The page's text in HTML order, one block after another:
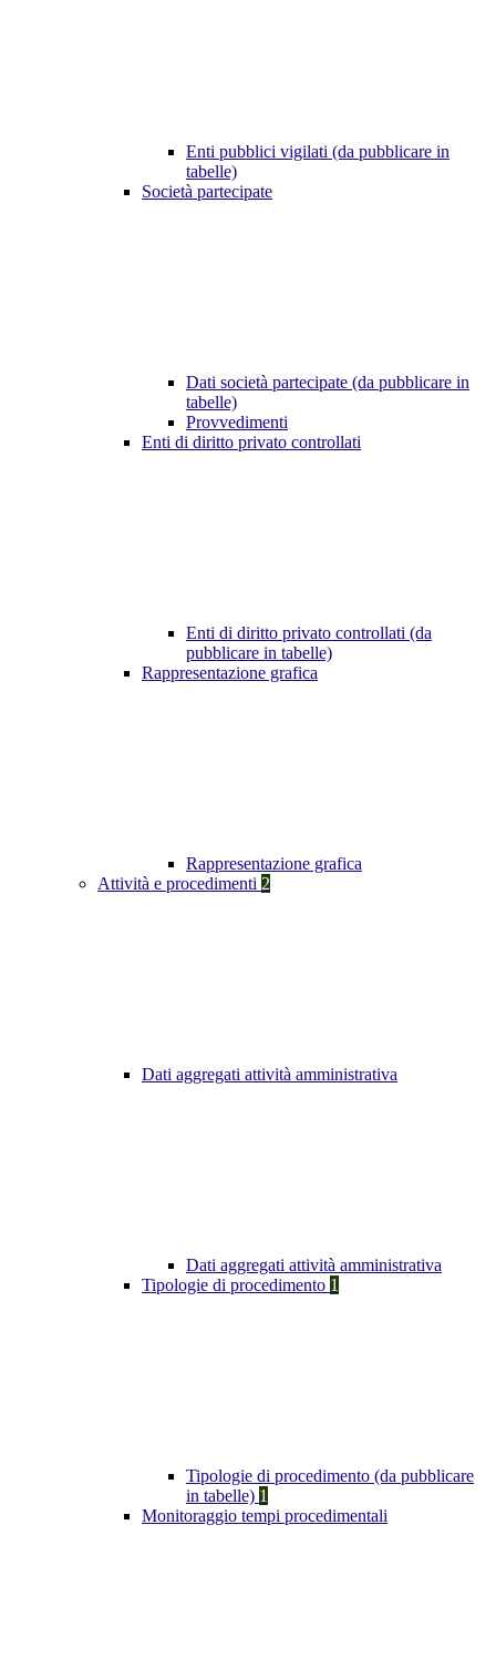
Enti pubblici vigilati (da pubblicare in
tabelle)
Società partecipate
Dati società partecipate (da pubblicare in
tabelle)
Provvedimenti
Enti di diritto privato controllati
Enti di diritto privato controllati (da
pubblicare in tabelle)
Rappresentazione grafica
Rappresentazione grafica
Attività e procedimenti 2
Dati aggregati attività amministrativa
Dati aggregati attività amministrativa
Tipologie di procedimento 1
Tipologie di procedimento (da pubblicare
in tabelle) 1
Monitoraggio tempi procedimentali